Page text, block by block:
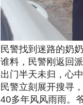
民警找到迷路的奶奶
谁料，民警刚返回
出门半天未归，心
民警立刻展开搜寻
40多年风风雨雨。